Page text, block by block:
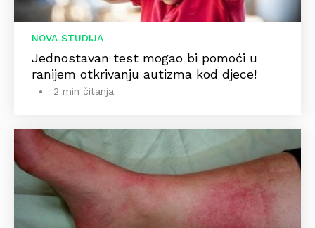
NOVA STUDIJA
Jednostavan test mogao bi pomoći u
ranijem otkrivanju autizma kod djece!
2 min čitanja